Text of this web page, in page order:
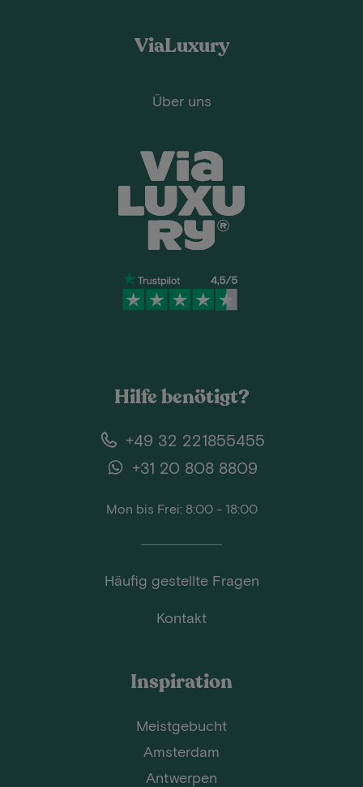
ViaLuxury
Über uns
Hilfe benötigt?
+49 32 221855455
+31 20 808 8809
Mon bis Frei: 8:00 - 18:00
Häufig gestellte Fragen
Kontakt
Inspiration
Meistgebucht
Amsterdam
Antwerpen